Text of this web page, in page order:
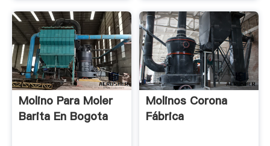
Molino Para Moler
Barita En Bogota
Molinos Corona
Fábrica